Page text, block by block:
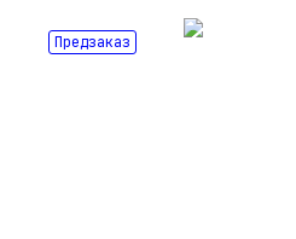
Предзаказ